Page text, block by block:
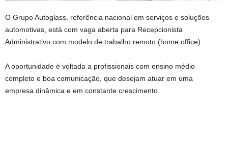
O Grupo Autoglass, referência nacional em serviços e soluções
automotivas, está com vaga aberta para Recepcionista
Administrativo com modelo de trabalho remoto (home office).
A oportunidade é voltada a profissionais com ensino médio
completo e boa comunicação, que desejam atuar em uma
empresa dinâmica e em constante crescimento.